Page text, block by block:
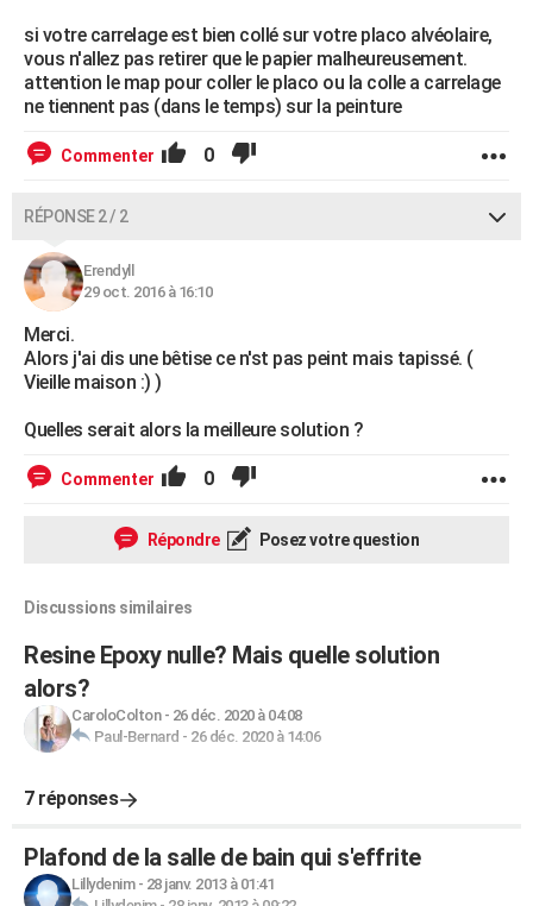
si votre carrelage est bien collé sur votre placo alvéolaire,
vous n'allez pas retirer que le papier malheureusement.
attention le map pour coller le placo ou la colle a carrelage
ne tiennent pas (dans le temps) sur la peinture
Commenter 0
RÉPONSE 2 / 2
Erendyll
29 oct. 2016 à 16:10
Merci.
Alors j'ai dis une bêtise ce n'st pas peint mais tapissé. (
Vieille maison :) )
Quelles serait alors la meilleure solution ?
Commenter 0
Répondre Posez votre question
Discussions similaires
Resine Epoxy nulle? Mais quelle solution
alors?
CaroloColton- 26 déc. 2020 à 04:08
Paul-Bernard - 26 déc. 2020 à 14:06
7 réponses
Plafond de la salle de bain qui s'effrite
Lillydenim- 28 janv. 2013 à 01:41